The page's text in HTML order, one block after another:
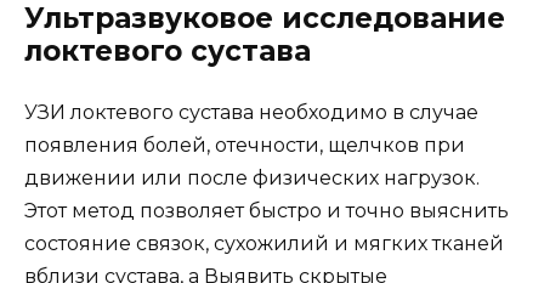
Ультразвуковое исследование
локтевого сустава
УЗИ локтевого сустава необходимо в случае
появления болей, отечности, щелчков при
движении или после физических нагрузок.
Этот метод позволяет быстро и точно выяснить
состояние связок, сухожилий и мягких тканей
вблизи сустава, а Выявить скрытые